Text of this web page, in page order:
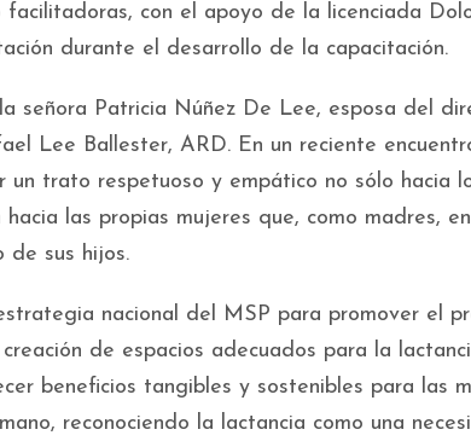
con el apoyo de la licenciada
durante el desarrollo de la capacitación.
señora Patricia Núñez De Lee, esposa del
Lee Ballester, ARD. En un reciente
un trato respetuoso y empático no sólo hacia
las propias mujeres que, como madres,
de sus hijos.
nacional del MSP para promover el
de espacios adecuados para la
beneficios tangibles y sostenibles para las
reconociendo la lactancia como una